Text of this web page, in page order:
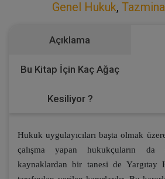
Genel Hukuk,
Açıklama
Bu Kitap İçin Kaç Ağaç
Kesiliyor ?
Hukuk uygulayıcıları başta olmak
çalışma yapan hukukçuların da
kaynaklardan bir tanesi de Yargıtay